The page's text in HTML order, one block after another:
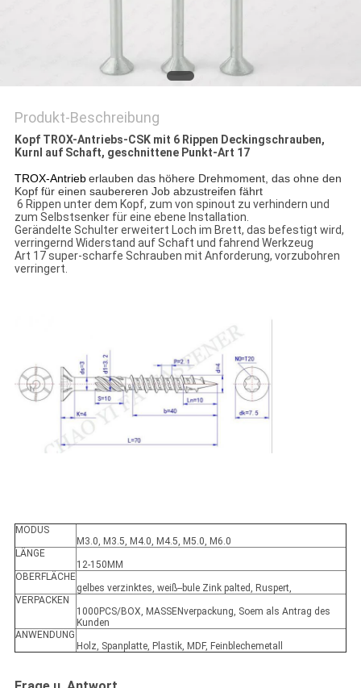
Produkt-Beschreibung
Kopf TROX-Antriebs-CSK mit 6 Rippen Deckingschrauben,
Kurnl auf Schaft, geschnittene Punkt-Art 17
TROX-Antrieberlauben das höhere Drehmoment, das ohne den
Kopf für einen saubereren Job abzustreifen fährt
6 Rippen unter dem Kopf, zum von spinout zu verhindern und
zum Selbstsenker für eine ebene Installation.
Gerändelte Schulter erweitert Loch im Brett, das befestigt wird,
verringernd Widerstand auf Schaft und fahrend Werkzeug
Art 17 super-scharfe Schrauben mit Anforderung, vorzubohren
verringert.
MODUS
M3.0, M3.5, M4.0, M4.5, M5.0, M6.0
LÄNGE
12-150MM
OBERFLÄCHE
gelbes verzinktes, weiß--bule Zink palted, Ruspert,
VERPACKEN
1000PCS/BOX, MASSENverpackung, Soem als Antrag des
Kunden
ANWENDUNG
Holz, Spanplatte, Plastik, MDF, Feinblechemetall